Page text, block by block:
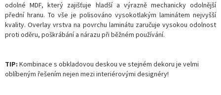
odolné MDF, který zajišťuje hladší a výrazně mechanicky odolnější
přední hranu. To vše je polisováno vysokotlakým laminátem nejvyšší
kvality. Overlay vrstva na povrchu laminátu zaručuje vysokou odolnost
proti oděru, poškrábání a nárazu při běžném používání.
TIP: Kombinace s obkladovou deskou ve stejném dekoru je velmi
oblíbeným řešením nejen mezi interiérovými designéry!